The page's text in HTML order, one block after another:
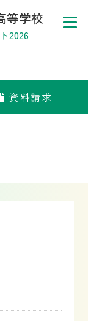
請求
等学校
2026
資料請求